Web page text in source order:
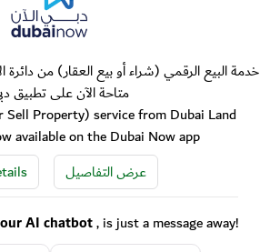
خدمة البيع الرقمي (شراء أو بيع العقار) من
متاحة الآن على تطبيق
Property) service from Dubai Land
available on the Dubai Now app
عرض التفاصيل
AI chatbot, is just a message away!